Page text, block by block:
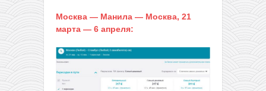
Москва — Манила — Москва, 21
марта — 6 апреля: